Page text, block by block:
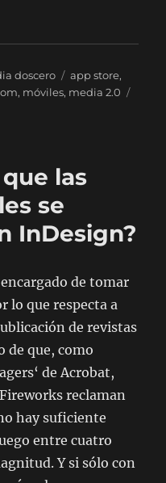
doscero Etiquetas
app store,
, móviles, media 2.0
las
se
InDesign?
de tomar
lo que respecta a
de revistas
de que, como
‘ de Acrobat,
reclaman
hay suficiente
entre cuatro
Y si sólo con